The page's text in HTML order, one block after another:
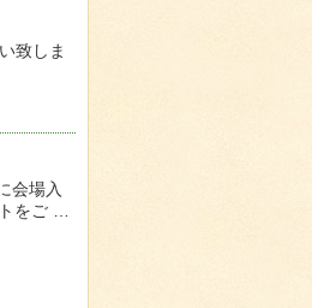
致しま
会場入
をご …